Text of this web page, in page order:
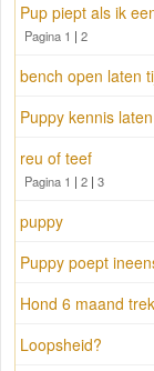
Pup piept als ik
Pagina 1 | 2
bench open laten
Puppy kennis
reu of teef
Pagina 1 | 2 | 3
puppy
Puppy poept
Hond 6 maand
Loopsheid?